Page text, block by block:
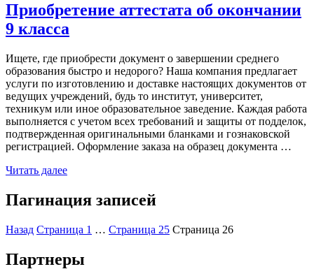
Приобретение аттестата об окончании
9 класса
Ищете, где приобрести документ о завершении среднего
образования быстро и недорого? Наша компания предлагает
услуги по изготовлению и доставке настоящих документов от
ведущих учреждений, будь то институт, университет,
техникум или иное образовательное заведение. Каждая работа
выполняется с учетом всех требований и защиты от подделок,
подтвержденная оригинальными бланками и гознаковской
регистрацией. Оформление заказа на образец документа …
Читать далее
Пагинация записей
Назад Страница 1 … Страница 25 Страница 26
Партнеры